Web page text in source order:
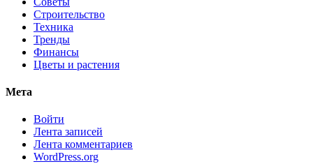
Строительство
Техника
Тренды
Финансы
Цветы и растения
Мета
Войти
Лента записей
Лента комментариев
WordPress.org